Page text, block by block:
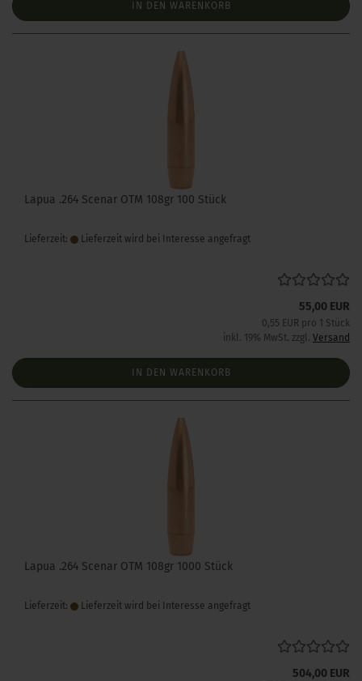
IN DEN WARENKORB
Lapua .264 Scenar OTM 108gr 100 Stück
Lieferzeit: Lieferzeit wird bei Interesse angefragt
55,00 EUR
0,55 EUR pro 1 Stück
inkl. 19% MwSt. zzgl. Versand
IN DEN WARENKORB
Lapua .264 Scenar OTM 108gr 1000 Stück
Lieferzeit: Lieferzeit wird bei Interesse angefragt
504,00 EUR